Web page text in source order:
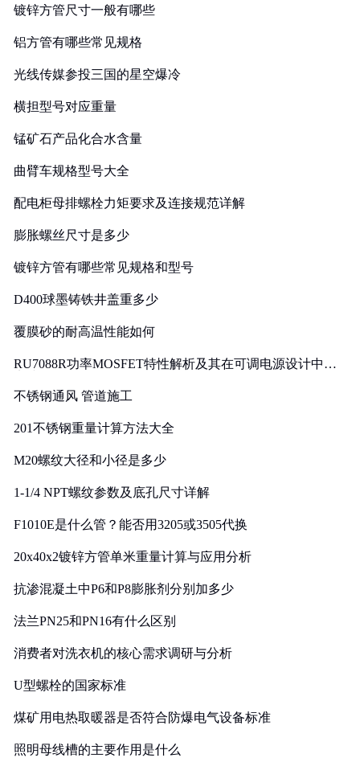
镀锌方管尺寸一般有哪些
铝方管有哪些常见规格
光线传媒参投三国的星空爆冷
横担型号对应重量
锰矿石产品化合水含量
曲臂车规格型号大全
配电柜母排螺栓力矩要求及连接规范详解
膨胀螺丝尺寸是多少
镀锌方管有哪些常见规格和型号
D400球墨铸铁井盖重多少
覆膜砂的耐高温性能如何
RU7088R功率MOSFET特性解析及其在可调电源设计中的
不锈钢通风 管道施工
201不锈钢重量计算方法大全
M20螺纹大径和小径是多少
1-1/4 NPT螺纹参数及底孔尺寸详解
F1010E是什么管？能否用3205或3505代换
20x40x2镀锌方管单米重量计算与应用分析
抗渗混凝土中P6和P8膨胀剂分别加多少
法兰PN25和PN16有什么区别
消费者对洗衣机的核心需求调研与分析
U型螺栓的国家标准
煤矿用电热取暖器是否符合防爆电气设备标准
照明母线槽的主要作用是什么